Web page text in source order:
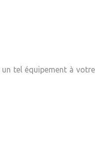
tel équipement à votre